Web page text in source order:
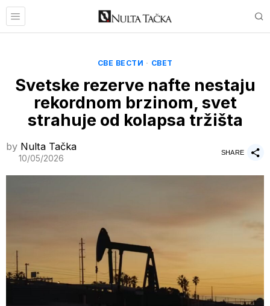
СВЕ ВЕСТИ · СВЕТ
Svetske rezerve nafte nestaju
rekordnom brzinom, svet
strahuje od kolapsa tržišta
by Nulta Tačka
10/05/2026
SHARE